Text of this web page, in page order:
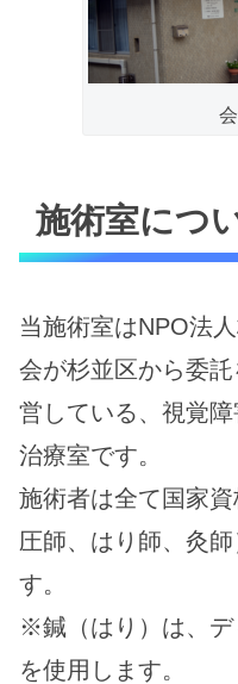
施術室につ
当施術室はNPO法
会が杉並区から委
営している、視覚
治療室です。
施術者は全て国家
圧師、はり師、灸
す。
※鍼（はり）は、デ
を使用します。